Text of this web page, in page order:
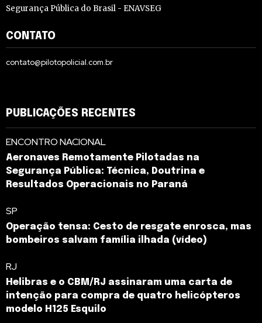
Segurança Pública do Brasil - ENAVSEG
CONTATO
contato@pilotopolicial.com.br
PUBLICAÇÕES RECENTES
ENCONTRO NACIONAL
Aeronaves Remotamente Pilotadas na
Segurança Pública: Técnica, Doutrina e
Resultados Operacionais no Paraná
SP
Operação tensa: Cesto de resgate enrosca, mas
bombeiros salvam família ilhada (vídeo)
RJ
Helibras e o CBM/RJ assinaram uma carta de
intenção para compra de quatro helicópteros
modelo H125 Esquilo